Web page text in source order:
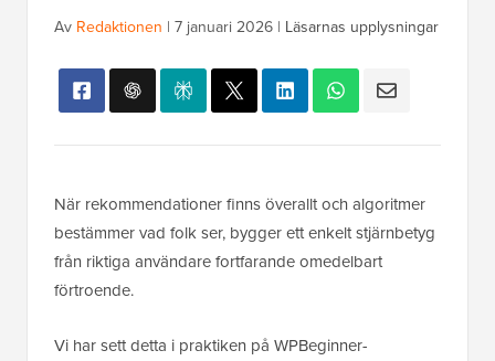
Av Redaktionen | 7 januari 2026 | Läsarnas upplysningar
När rekommendationer finns överallt och algoritmer
bestämmer vad folk ser, bygger ett enkelt stjärnbetyg
från riktiga användare fortfarande omedelbart
förtroende.
Vi har sett detta i praktiken på WPBeginner-